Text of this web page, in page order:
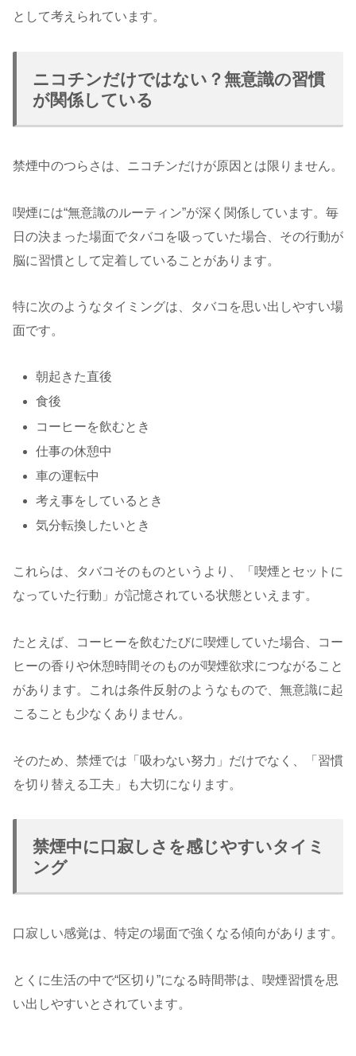
として考えられています。
ニコチンだけではない？無意識の習慣
が関係している
禁煙中のつらさは、ニコチンだけが原因とは限りません。
喫煙には“無意識のルーティン”が深く関係しています。毎
日の決まった場面でタバコを吸っていた場合、その行動が
脳に習慣として定着していることがあります。
特に次のようなタイミングは、タバコを思い出しやすい場
面です。
朝起きた直後
食後
コーヒーを飲むとき
仕事の休憩中
車の運転中
考え事をしているとき
気分転換したいとき
これらは、タバコそのものというより、「喫煙とセットに
なっていた行動」が記憶されている状態といえます。
たとえば、コーヒーを飲むたびに喫煙していた場合、コー
ヒーの香りや休憩時間そのものが喫煙欲求につながること
があります。これは条件反射のようなもので、無意識に起
こることも少なくありません。
そのため、禁煙では「吸わない努力」だけでなく、「習慣
を切り替える工夫」も大切になります。
禁煙中に口寂しさを感じやすいタイミ
ング
口寂しい感覚は、特定の場面で強くなる傾向があります。
とくに生活の中で“区切り”になる時間帯は、喫煙習慣を思
い出しやすいとされています。